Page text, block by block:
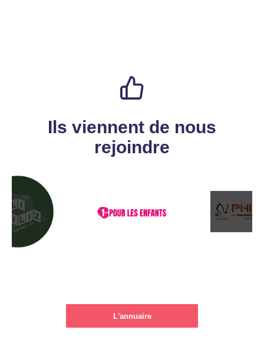
Ils viennent de nous
rejoindre
L'annuaire